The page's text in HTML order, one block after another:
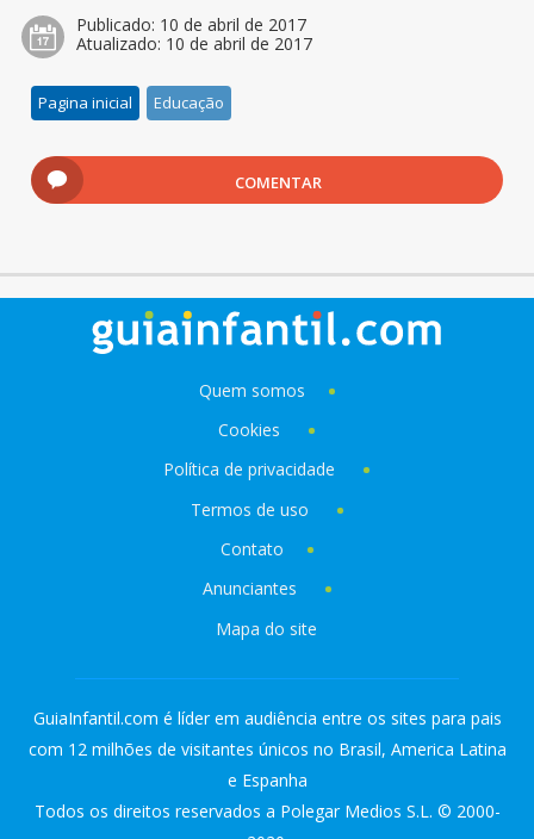
Publicado: 10 de abril de 2017
Atualizado: 10 de abril de 2017
Pagina inicial Educação
COMENTAR
Quem somos
Cookies
Política de privacidade
Termos de uso
Contato
Anunciantes
Mapa do site
GuiaInfantil.com é líder em audiência entre os sites para pais
com 12 milhões de visitantes únicos no Brasil, America Latina
e Espanha
Todos os direitos reservados a Polegar Medios S.L. © 2000-